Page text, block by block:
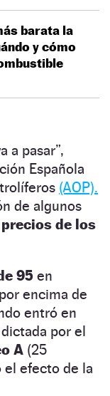
barata la
y cómo
a pasar”,
Española
(AOP).
de algunos
precios de los
95 en
encima de
entró en
dictada por el
A (25
efecto de la